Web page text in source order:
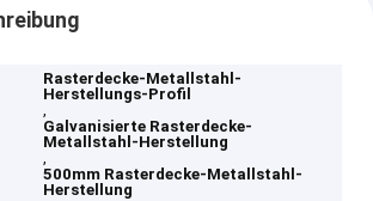
Rasterdecke-Metallstahl-
Herstellungs-Profil
,
Galvanisierte Rasterdecke-
Metallstahl-Herstellung
,
500mm Rasterdecke-Metallstahl-
Herstellung